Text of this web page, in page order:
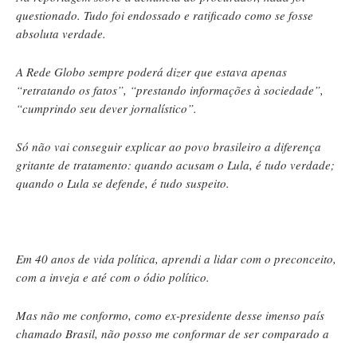
questionado. Tudo foi endossado e ratificado como se fosse
absoluta verdade.
A Rede Globo sempre poderá dizer que estava apenas
“retratando os fatos”, “prestando informações à sociedade”,
“cumprindo seu dever jornalístico”.
Só não vai conseguir explicar ao povo brasileiro a diferença
gritante de tratamento: quando acusam o Lula, é tudo verdade;
quando o Lula se defende, é tudo suspeito.
Em 40 anos de vida política, aprendi a lidar com o preconceito,
com a inveja e até com o ódio político.
Mas não me conformo, como ex-presidente desse imenso país
chamado Brasil, não posso me conformar de ser comparado a